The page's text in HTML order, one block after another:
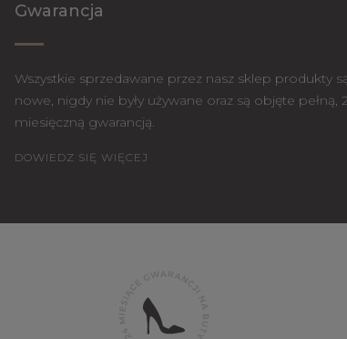
Gwarancja
Wszystkie sprzedawane przez nasz sklep produkty
nowe, nigdy nie były używane oraz są objęte pełną,
miesięczną gwarancją.
DOWIEDZ SIĘ WIĘCEJ